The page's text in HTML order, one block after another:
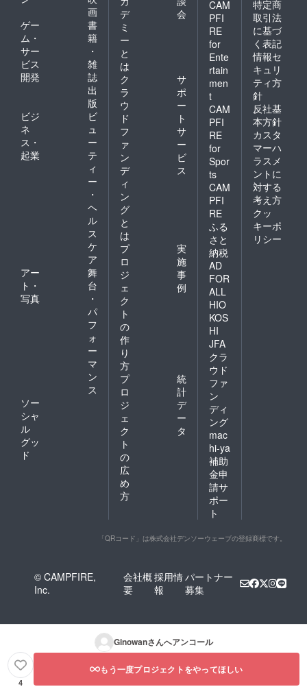
画
ゲー
ム・
サー
ビス
開発
書
籍
・
雑
誌
出
版
ビジ
ネ
ス・
起業
ビ
ュ
ー
テ
ィ
ー
・
ヘ
ル
ス
ケ
ア
アー
ト・
写真
舞
台
・
パ
フ
ォ
ー
マ
ン
ス
ソー
シャ
ル
グッ
ド
デ
ミ
ー
と
は
会
ク
ラ
ウ
ド
フ
ァ
ン
デ
ィ
ン
グ
と
は
サ
ポ
ー
ト
サ
ー
ビ
ス
プ
ロ
ジ
ェ
ク
ト
の
作
り
方
実
施
事
例
プ
ロ
ジ
ェ
ク
ト
の
広
め
方
統
計
デ
ー
タ
CAM
PFI
RE
for
Ente
rtain
men
t
CAM
PFI
RE
for
Spor
ts
CAM
PFI
RE
ふる
さと
納税
AD
FOR
ALL
HIO
KOS
HI
JFA
クラ
ウド
ファ
ン
ディ
ング
mac
hi-ya
補助
金申
請サ
ポー
ト
特定商
取引法
に基づ
く表記
情報セ
キュリ
ティ方
針
反社基
本方針
カスタ
マーハ
ラスメ
ントに
対する
考え方
クッ
キーポ
リシー
「QRコード」は株式会社デンソーウェーブの登録商標です。
© CAMPFIRE,
Inc.
会社概
要
採用情
報
パートナー
募集
Ginowanさんへアンコール
4
もう一度プロジェクトをやってほしい